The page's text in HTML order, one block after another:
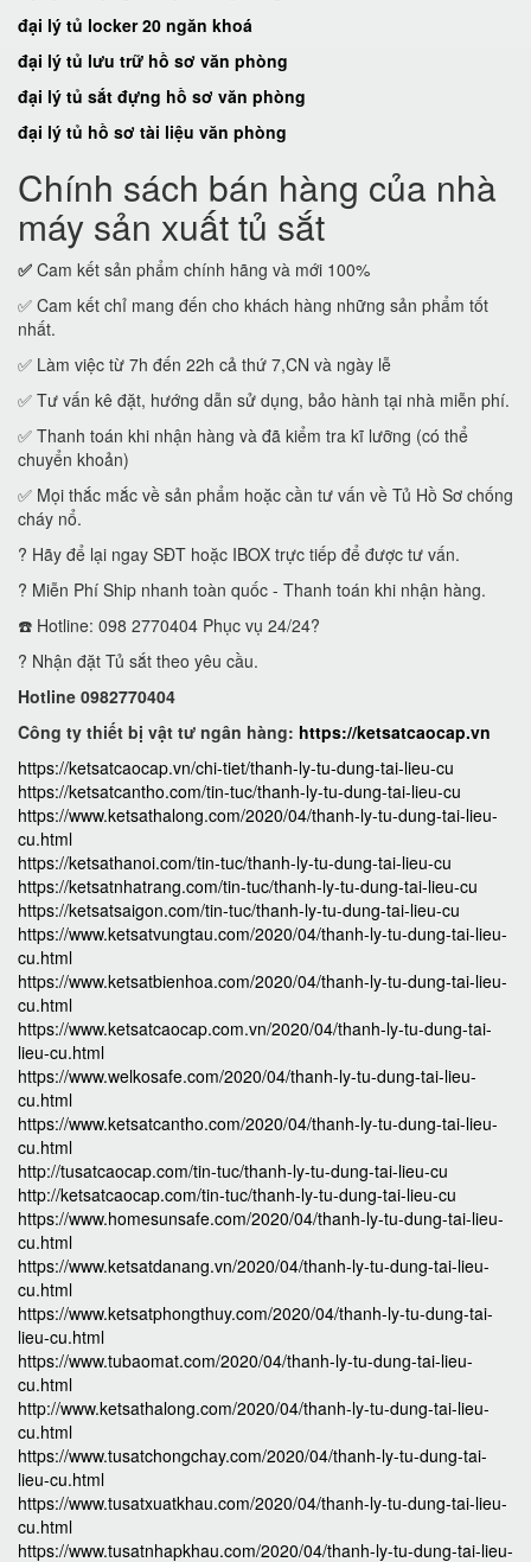
đại lý tủ locker 20 ngăn khoá
đại lý tủ lưu trữ hồ sơ văn phòng
đại lý tủ sắt đựng hồ sơ văn phòng
đại lý tủ hồ sơ tài liệu văn phòng
Chính sách bán hàng của nhà
máy sản xuất tủ sắt
✅ Cam kết sản phẩm chính hãng và mới 100%
✅ Cam kết chỉ mang đến cho khách hàng những sản phẩm tốt
nhất.
✅ Làm việc từ 7h đến 22h cả thứ 7,CN và ngày lễ
✅ Tư vấn kê đặt, hướng dẫn sử dụng, bảo hành tại nhà miễn phí.
✅ Thanh toán khi nhận hàng và đã kiểm tra kĩ lưỡng (có thể
chuyển khoản)
✅ Mọi thắc mắc về sản phẩm hoặc cần tư vấn về Tủ Hồ Sơ chống
cháy nổ.
? Hãy để lại ngay SĐT hoặc IBOX trực tiếp để được tư vấn.
? Miễn Phí Ship nhanh toàn quốc - Thanh toán khi nhận hàng.
☎️ Hotline: 098 2770404 Phục vụ 24/24?
? Nhận đặt Tủ sắt theo yêu cầu.
Hotline 0982770404
Công ty thiết bị vật tư ngân hàng: https://ketsatcaocap.vn
https://ketsatcaocap.vn/chi-tiet/thanh-ly-tu-dung-tai-lieu-cu
https://ketsatcantho.com/tin-tuc/thanh-ly-tu-dung-tai-lieu-cu
https://www.ketsathalong.com/2020/04/thanh-ly-tu-dung-tai-lieu-
cu.html
https://ketsathanoi.com/tin-tuc/thanh-ly-tu-dung-tai-lieu-cu
https://ketsatnhatrang.com/tin-tuc/thanh-ly-tu-dung-tai-lieu-cu
https://ketsatsaigon.com/tin-tuc/thanh-ly-tu-dung-tai-lieu-cu
https://www.ketsatvungtau.com/2020/04/thanh-ly-tu-dung-tai-lieu-
cu.html
https://www.ketsatbienhoa.com/2020/04/thanh-ly-tu-dung-tai-lieu-
cu.html
https://www.ketsatcaocap.com.vn/2020/04/thanh-ly-tu-dung-tai-
lieu-cu.html
https://www.welkosafe.com/2020/04/thanh-ly-tu-dung-tai-lieu-
cu.html
https://www.ketsatcantho.com/2020/04/thanh-ly-tu-dung-tai-lieu-
cu.html
http://tusatcaocap.com/tin-tuc/thanh-ly-tu-dung-tai-lieu-cu
http://ketsatcaocap.com/tin-tuc/thanh-ly-tu-dung-tai-lieu-cu
https://www.homesunsafe.com/2020/04/thanh-ly-tu-dung-tai-lieu-
cu.html
https://www.ketsatdanang.vn/2020/04/thanh-ly-tu-dung-tai-lieu-
cu.html
https://www.ketsatphongthuy.com/2020/04/thanh-ly-tu-dung-tai-
lieu-cu.html
https://www.tubaomat.com/2020/04/thanh-ly-tu-dung-tai-lieu-
cu.html
http://www.ketsathalong.com/2020/04/thanh-ly-tu-dung-tai-lieu-
cu.html
https://www.tusatchongchay.com/2020/04/thanh-ly-tu-dung-tai-
lieu-cu.html
https://www.tusatxuatkhau.com/2020/04/thanh-ly-tu-dung-tai-lieu-
cu.html
https://www.tusatnhapkhau.com/2020/04/thanh-ly-tu-dung-tai-lieu-